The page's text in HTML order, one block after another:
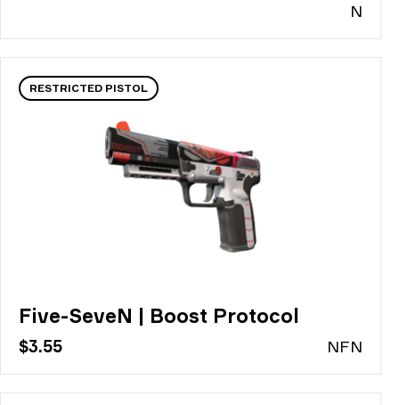
N
RESTRICTED PISTOL
Five-SeveN | Boost Protocol
$3.55 NFN